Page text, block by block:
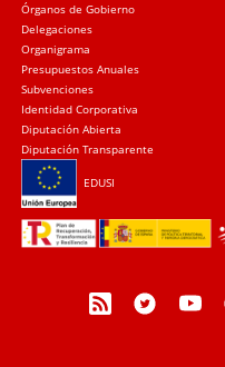
Órganos de Gobierno
Delegaciones
Organigrama
Presupuestos Anuales
Subvenciones
Identidad Corporativa
Diputación Abierta
Diputación Transparente
EDUSI